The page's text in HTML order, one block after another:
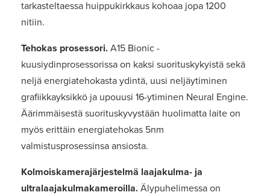
tarkasteltaessa huippukirkkaus kohoaa jopa 1200
nitiin.
Tehokas prosessori. A15 Bionic -
kuusiydinprosessorissa on kaksi suorituskykyistä sekä
neljä energiatehokasta ydintä, uusi neljäytiminen
grafiikkayksikkö ja upouusi 16-ytiminen Neural Engine.
Äärimmäisestä suorituskyvystään huolimatta laite on
myös erittäin energiatehokas 5nm
valmistusprosessinsa ansiosta.
Kolmoiskamerajärjestelmä laajakulma- ja
ultralaajakulmakameroilla. Älypuhelimessa on